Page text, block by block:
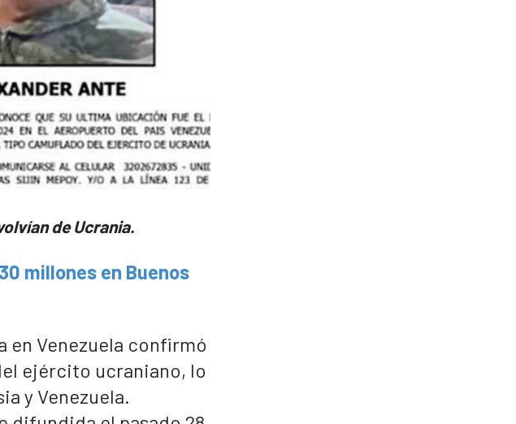
de Ucrania.
millones en Buenos
en Venezuela confirmó
ejército ucraniano, lo
y Venezuela.